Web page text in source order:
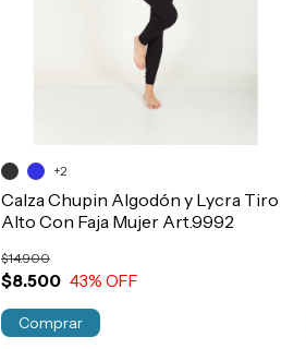
Calza Chupin Algodón y Lycra Tiro
Alto Con Faja Mujer Art.9992
$8.500
$14.900
43% OFF
+2
Comprar